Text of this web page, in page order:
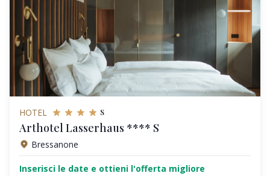
HOTEL s
Arthotel Lasserhaus **** S
Bressanone
Inserisci le date e ottieni l'offerta migliore